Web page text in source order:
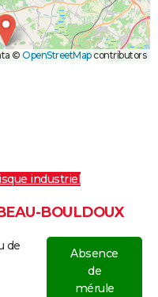
© OpenStreetMapcontributors
industriel
BOULDOUX
de
Absence
de
mérule